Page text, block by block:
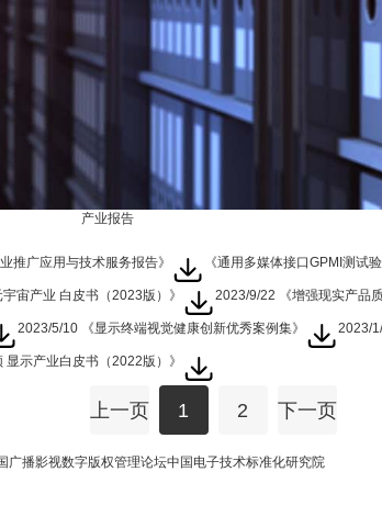
产业报告
推广应用与技术服务报告》 《通用多媒体接口GPMI测试验
宙产业 白皮书（2023版）》 2023/9/22 《增强现实产品
2023/5/10 《显示终端视觉健康创新优秀案例集》 2023/
示产业白皮书（2022版）》
上一页 1 2 下一页
广播影视数字版权管理论坛中国电子技术标准化研究院